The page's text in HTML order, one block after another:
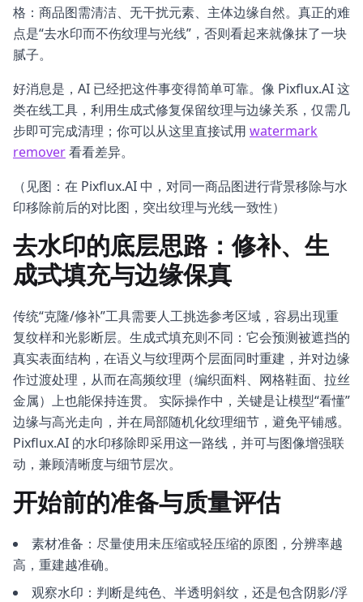
格：商品图需清洁、无干扰元素、主体边缘自然。真正的难
点是“去水印而不伤纹理与光线”，否则看起来就像抹了一块
腻子。
好消息是，AI 已经把这件事变得简单可靠。像 Pixflux.AI 这
类在线工具，利用生成式修复保留纹理与边缘关系，仅需几
步即可完成清理；你可以从这里直接试用 watermark
remover看看差异。
（见图：在 Pixflux.AI 中，对同一商品图进行背景移除与水
印移除前后的对比图，突出纹理与光线一致性）
去水印的底层思路：修补、生
成式填充与边缘保真
传统“克隆/修补”工具需要人工挑选参考区域，容易出现重
复纹样和光影断层。生成式填充则不同：它会预测被遮挡的
真实表面结构，在语义与纹理两个层面同时重建，并对边缘
作过渡处理，从而在高频纹理（编织面料、网格鞋面、拉丝
金属）上也能保持连贯。 实际操作中，关键是让模型“看懂”
边缘与高光走向，并在局部随机化纹理细节，避免平铺感。
Pixflux.AI 的水印移除即采用这一路线，并可与图像增强联
动，兼顾清晰度与细节层次。
开始前的准备与质量评估
素材准备：尽量使用未压缩或轻压缩的原图，分辨率越
高，重建越准确。
观察水印：判断是纯色、半透明斜纹，还是包含阴影/浮